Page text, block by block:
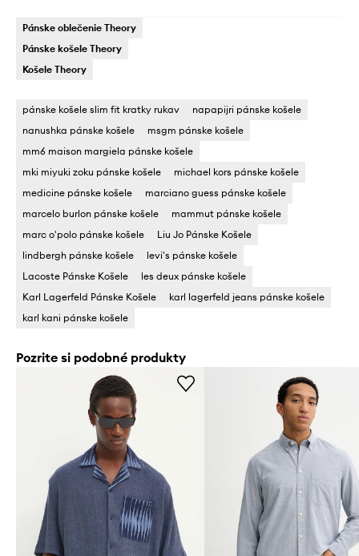
Pánske oblečenie Theory
Pánske košele Theory
Košele Theory
pánske košele slim fit kratky rukav
napapijri pánske košele
nanushka pánske košele
msgm pánske košele
mm6 maison margiela pánske košele
mki miyuki zoku pánske košele
michael kors pánske košele
medicine pánske košele
marciano guess pánske košele
marcelo burlon pánske košele
mammut pánske košele
marc o'polo pánske košele
Liu Jo Pánske Košele
lindbergh pánske košele
levi's pánske košele
Lacoste Pánske Košele
les deux pánske košele
Karl Lagerfeld Pánske Košele
karl lagerfeld jeans pánske košele
karl kani pánske košele
Pozrite si podobné produkty